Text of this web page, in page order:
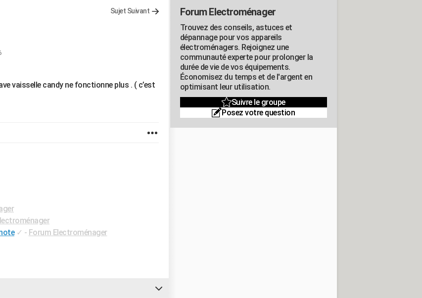
Sujet Suivant
vaisselle candy ne fonctionne plus . ( c’est
✓ - Forum Electroménager
Forum Electroménager
Trouvez des conseils, astuces et
dépannage pour vos appareils
électroménagers. Rejoignez une
communauté experte pour prolonger la
durée de vie de vos équipements.
Économisez du temps et de l'argent en
optimisant leur utilisation.
Suivre le groupe
Posez votre question